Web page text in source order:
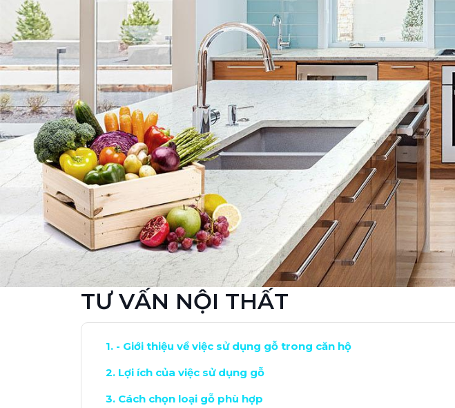
TƯ VẤN NỘI THẤT
- Giới thiệu về việc sử dụng gỗ trong căn hộ
Lợi ích của việc sử dụng gỗ
Cách chọn loại gỗ phù hợp